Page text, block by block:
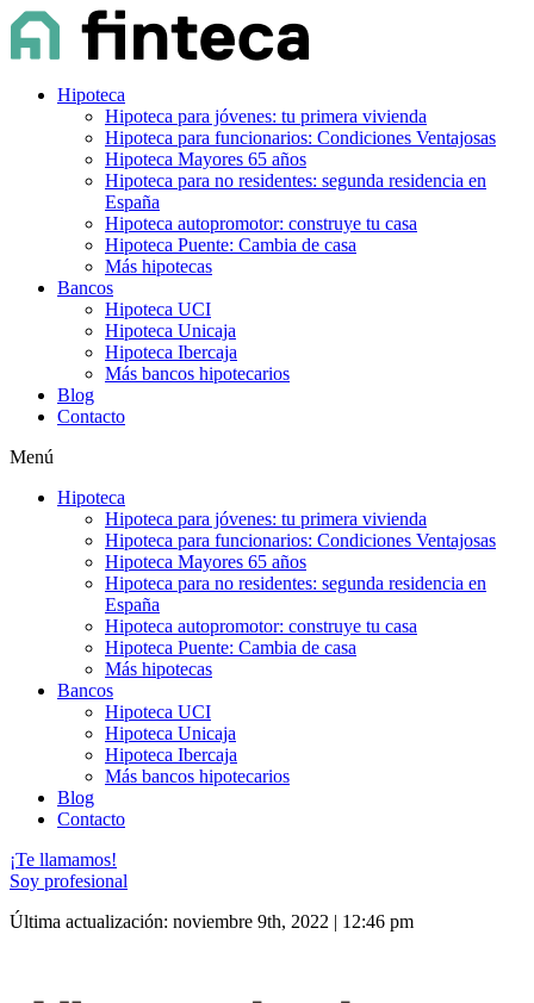
Hipoteca
Hipoteca para jóvenes: tu primera vivienda
Hipoteca para funcionarios: Condiciones Ventajosas
Hipoteca Mayores 65 años
Hipoteca para no residentes: segunda residencia en
España
Hipoteca autopromotor: construye tu casa
Hipoteca Puente: Cambia de casa
Más hipotecas
Bancos
Hipoteca UCI
Hipoteca Unicaja
Hipoteca Ibercaja
Más bancos hipotecarios
Blog
Contacto
Menú
Hipoteca
Hipoteca para jóvenes: tu primera vivienda
Hipoteca para funcionarios: Condiciones Ventajosas
Hipoteca Mayores 65 años
Hipoteca para no residentes: segunda residencia en
España
Hipoteca autopromotor: construye tu casa
Hipoteca Puente: Cambia de casa
Más hipotecas
Bancos
Hipoteca UCI
Hipoteca Unicaja
Hipoteca Ibercaja
Más bancos hipotecarios
Blog
Contacto
¡Te llamamos!
Soy profesional
Última actualización: noviembre 9th, 2022 | 12:46 pm